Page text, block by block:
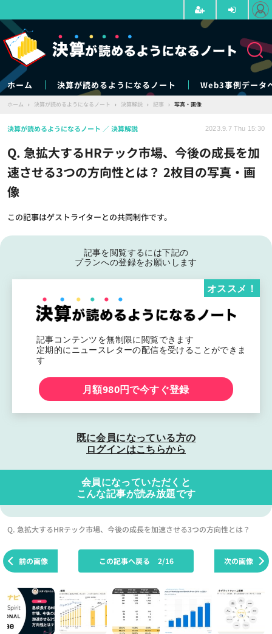
ホーム 決算が読めるようになるノート Web3事例データ
ホーム › 決算が読めるようになるノート › 決算解説 › 記事 › 写真・画像
Q. 急拡大するHRテック市場、今後の成長を加
速させる3つの方向性とは？ 2枚目の写真・画
像
この記事はゲストライターとの共同制作です。
決算が読めるようになるノート 決算解説 2023.9.7 Thu 15:30
記事を閲覧するには下記の
プランへの登録をお願いします
記事コンテンツを無制限に閲覧できます
定期的にニュースレターの配信を受けることができま
す
オススメ！
月額980円で今すぐ登録
既に会員になっている方の
ログインはこちらから
会員になっていただくと
こんな記事が読み放題です
Q. 急拡大するHRテック市場、今後の成長を加速させる3つの方向性とは？
前の画像 次の画像
この記事へ戻る 2/16